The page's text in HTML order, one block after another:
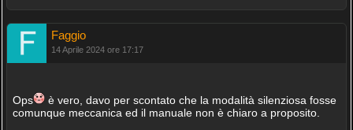
Faggio
14 Aprile 2024 ore 17:17
Ops
è vero, davo per scontato che la modalità silenziosa fosse
comunque meccanica ed il manuale non è chiaro a proposito.